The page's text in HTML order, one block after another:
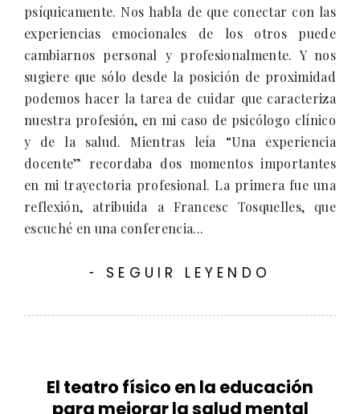
psíquicamente. Nos habla de que conectar con las
experiencias emocionales de los otros puede
cambiarnos personal y profesionalmente. Y nos
sugiere que sólo desde la posición de proximidad
podemos hacer la tarea de cuidar que caracteriza
nuestra profesión, en mi caso de psicólogo clínico
y de la salud. Mientras leía “Una experiencia
docente” recordaba dos momentos importantes
en mi trayectoria profesional. La primera fue una
reflexión, atribuida a Francesc Tosquelles, que
escuché en una conferencia...
- SEGUIR LEYENDO
El teatro físico en la educación
para mejorar la salud mental